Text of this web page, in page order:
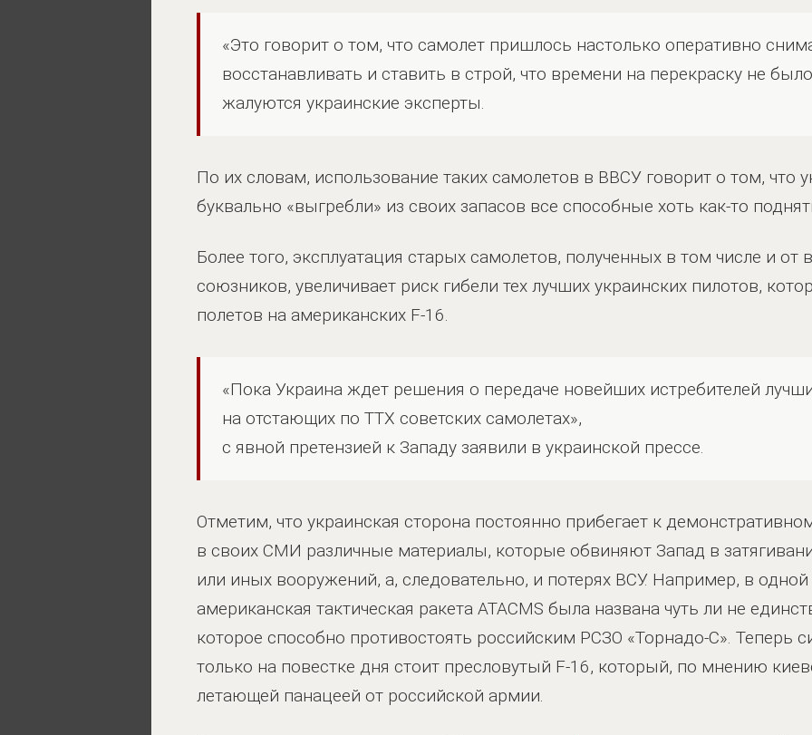
«Это говорит о том, что самолет пришлось настолько оперативно
восстанавливать и ставить в строй, что времени на перекраску не
жалуются украинские эксперты.
По их словам, использование таких самолетов в ВВСУ говорит о том, что
буквально «выгребли» из своих запасов все способные хоть как-то
Более того, эксплуатация старых самолетов, полученных в том числе и от
союзников, увеличивает риск гибели тех лучших украинских пилотов,
полетов на американских F-16.
«Пока Украина ждет решения о передаче новейших истребителей
на отстающих по ТТХ советских самолетах»,
с явной претензией к Западу заявили в украинской прессе.
Отметим, что украинская сторона постоянно прибегает к
в своих СМИ различные материалы, которые обвиняют Запад в
или иных вооружений, а, следовательно, и потерях ВСУ. Например, в одной
американская тактическая ракета ATACMS была названа чуть ли не
которое способно противостоять российским РСЗО «Торнадо-С». Теперь
только на повестке дня стоит пресловутый F-16, который, по мнению
летающей панацеей от российской армии.